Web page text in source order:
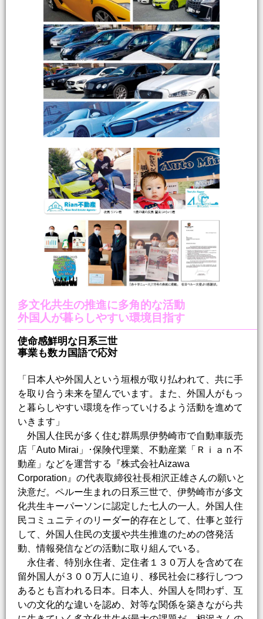
多文化共生の推進に多角的な活動
外国人が暮らしやすい環境目指す
使命感鮮明な日系三世
事業も数カ国語で応対
「日本人や外国人という垣根が取り払われて、共に手
を取り合う未来を望んでいます。また、外国人がもっ
と暮らしやすい環境を作っていけるよう活動を進めて
いきます」
外国人住民が多く住む群馬県伊勢崎市で自動車販売
店「Auto Mirai」･保険代理業、不動産業「Ｒｉａｎ不
動産」などを運営する『株式会社Aizawa
Corporation』の代表取締役社長相沢正雄さんの願いと
決意だ。ペルー生まれの日系三世で、伊勢崎市が多文
化共生キーパーソンに認定した七人の一人。外国人住
民コミュニティのリーダー的存在として、仕事と並行
して、外国人住民の支援や共生推進のための啓発活
動、情報発信などの活動に取り組んでいる。
永住者、特別永住者、定住者１３０万人を含めて在
留外国人が３００万人に迫り、移民社会に移行しつつ
あるとも言われる日本。日本人、外国人を問わず、互
いの文化的な違いを認め、対等な関係を築きながら共